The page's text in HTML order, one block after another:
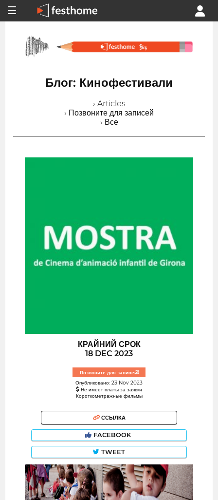
Блог: Кинофестивали
› Articles
› Позвоните для записей
› Все
КРАЙНИЙ СРОК
18 DEC 2023
Позвоните для записей!
Опубликовано: 23 Nov 2023
Не имеет платы за заявки
Короткометражные фильмы
ССЫЛКА
FACEBOOK
TWEET